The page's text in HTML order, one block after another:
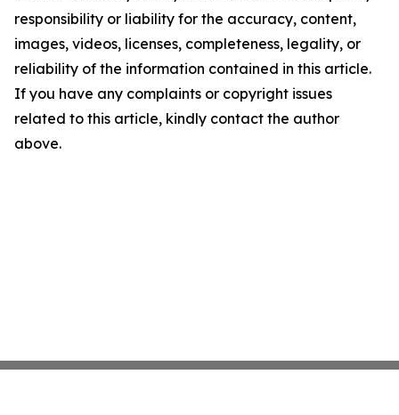
responsibility or liability for the accuracy, content,
images, videos, licenses, completeness, legality, or
reliability of the information contained in this article.
If you have any complaints or copyright issues
related to this article, kindly contact the author
above.